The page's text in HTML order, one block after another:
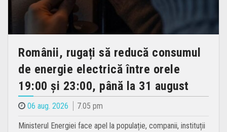
Românii, rugați să reducă consumul
de energie electrică între orele
19:00 și 23:00, până la 31 august
06 aug. 2026 7.05 pm
Ministerul Energiei face apel la populație, companii, instituții